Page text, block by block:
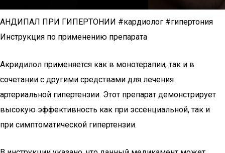
АНДИПАЛ ПРИ ГИПЕРТОНИИ #кардиолог #гипертония
Инструкция по применению препарата
Акридилол применяется как в монотерапии, так и в
сочетании с другими средствами для лечения
артериальной гипертензии. Этот препарат демонстрирует
высокую эффективность как при эссенциальной, так и
при симптоматической гипертензии.